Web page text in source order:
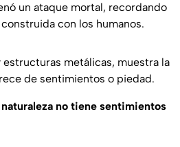
un ataque mortal, recordando
con los humanos.
metálicas, muestra la
de sentimientos o piedad.
naturaleza no tiene sentimientos